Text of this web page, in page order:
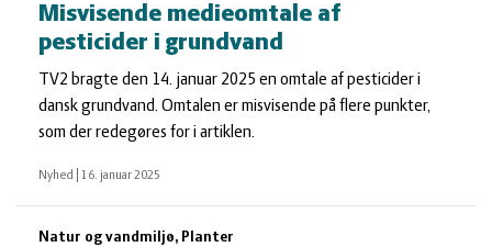
Misvisende medieomtale af
pesticider i grundvand
TV2 bragte den 14. januar 2025 en omtale af pesticider i
dansk grundvand. Omtalen er misvisende på flere punkter,
som der redegøres for i artiklen.
Nyhed 16. januar 2025
Natur og vandmiljø, Planter